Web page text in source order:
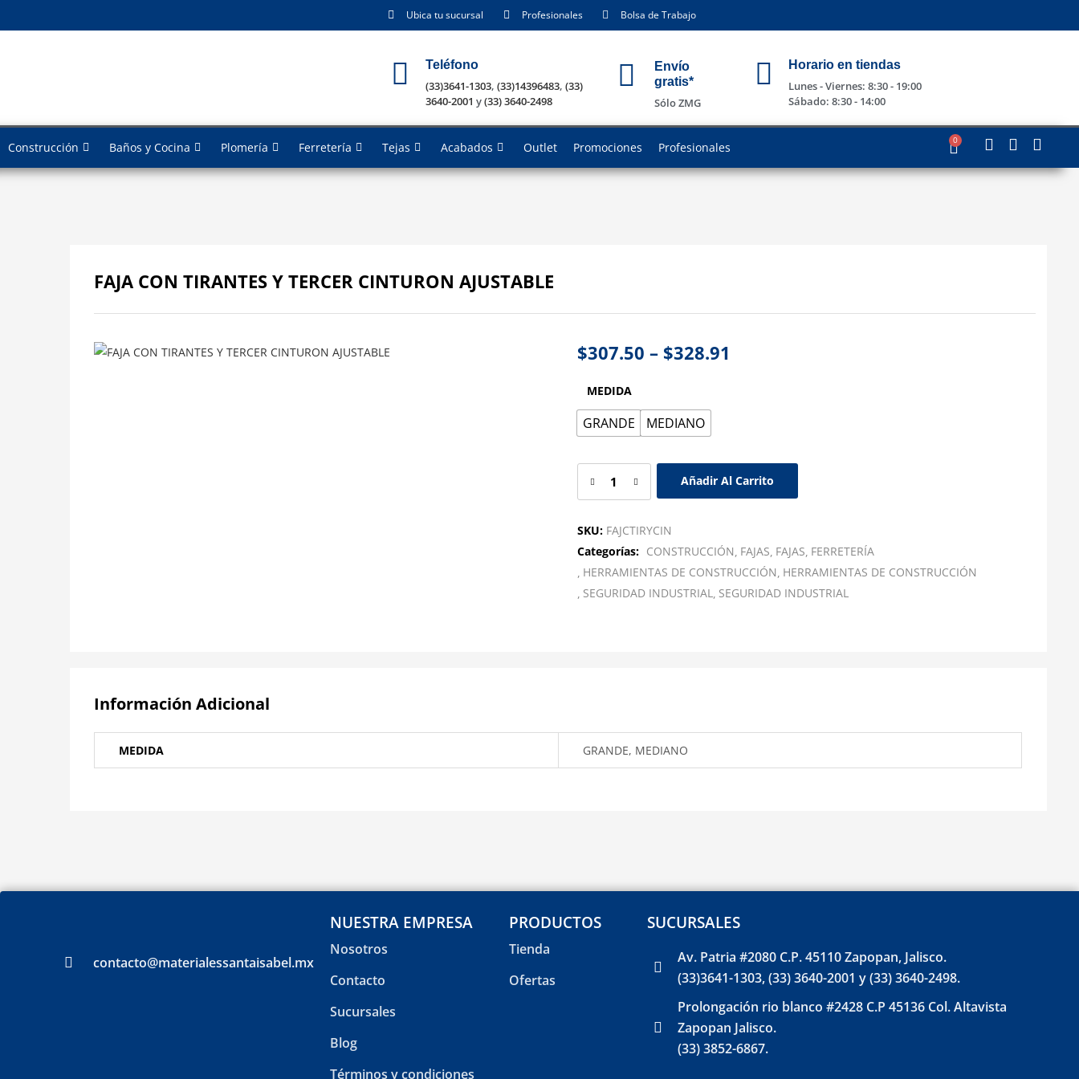
Ubica tu sucursal Profesionales Bolsa de Trabajo
Teléfono
(33)3641-1303, (33)14396483, (33)
3640-2001 y(33) 3640-2498
Envío
gratis*
Sólo ZMG
Horario en tiendas
Lunes - Viernes: 8:30 - 19:00
Sábado: 8:30 - 14:00
Construcción Baños y Cocina Plomería Ferretería Tejas Acabados Outlet Promociones Profesionales 0
FAJA CON TIRANTES Y TERCER CINTURON AJUSTABLE
$307.50 – $328.91
MEDIDA
GRANDE MEDIANO
Añadir Al Carrito
SKU: FAJCTIRYCIN
Categorías: CONSTRUCCIÓN FAJAS FAJAS FERRETERÍA
HERRAMIENTAS DE CONSTRUCCIÓN HERRAMIENTAS DE CONSTRUCCIÓN
SEGURIDAD INDUSTRIAL SEGURIDAD INDUSTRIAL
Información Adicional
MEDIDA GRANDE, MEDIANO
contacto@materialessantaisabel.mx
NUESTRA EMPRESA
Nosotros
Contacto
Sucursales
Blog
Términos y condiciones
PRODUCTOS
Tienda
Ofertas
SUCURSALES
Av. Patria #2080 C.P. 45110 Zapopan, Jalisco.
(33)3641-1303, (33) 3640-2001 y (33) 3640-2498.
Prolongación rio blanco #2428 C.P 45136 Col. Altavista
Zapopan Jalisco.
(33) 3852-6867.